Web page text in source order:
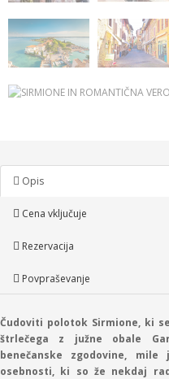
Opis
Cena vključuje
Rezervacija
Povpraševanje
Čudoviti polotok Sirmione, ki
štrlečega z južne obale
benečanske zgodovine,
osebnosti, ki so že nekdaj